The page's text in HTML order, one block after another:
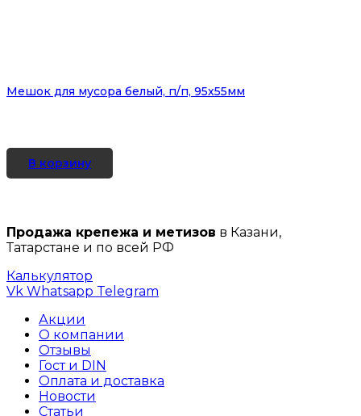
Мешок для мусора белый, п/п, 95х55мм
В корзину
Продажа крепежа и метизов в Казани,
Татарстане и по всей РФ
Калькулятор
Vk Whatsapp Telegram
Акции
О компании
Отзывы
Гост и DIN
Оплата и доставка
Новости
Статьи